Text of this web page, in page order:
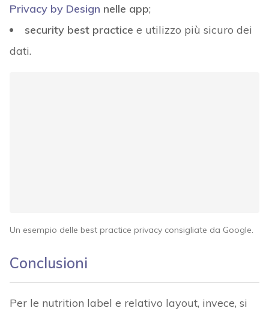
Privacy by Design nelle app;
security best practice e utilizzo più sicuro dei
dati.
Un esempio delle best practice privacy consigliate da Google.
Conclusioni
Per le nutrition label e relativo layout, invece, si